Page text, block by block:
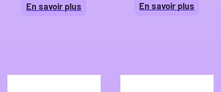
En savoir plus En savoir plus